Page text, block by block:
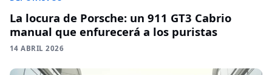
La locura de Porsche: un 911 GT3 Cabrio
manual que enfurecerá a los puristas
14 ABRIL 2026